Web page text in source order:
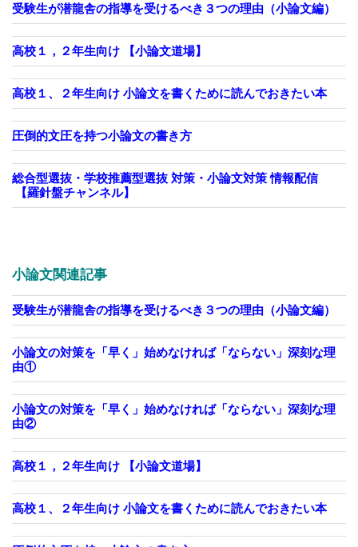
受験生が潜龍舎の指導を受けるべき３つの理由（小論文編）
高校１，２年生向け 【小論文道場】
高校１、２年生向け 小論文を書くために読んでおきたい本
圧倒的文圧を持つ小論文の書き方
総合型選抜・学校推薦型選抜 対策・小論文対策 情報配信
【羅針盤チャンネル】
小論文関連記事
受験生が潜龍舎の指導を受けるべき３つの理由（小論文編）
小論文の対策を「早く」始めなければ「ならない」深刻な理
由①
小論文の対策を「早く」始めなければ「ならない」深刻な理
由②
高校１，２年生向け 【小論文道場】
高校１、２年生向け 小論文を書くために読んでおきたい本